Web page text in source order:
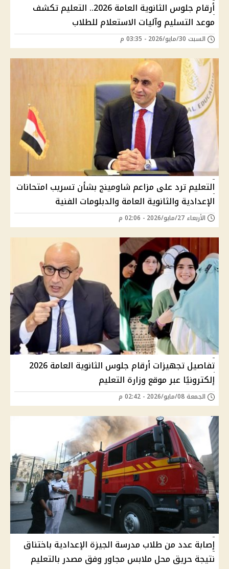
أرقام جلوس الثانوية العامة 2026.. التعليم تكشف
موعد التسليم وآليات الاستعلام للطلاب
السبت 30/مايو/2026 - 03:35 م
التعليم ترد على مزاعم شاومينج بشأن تسريب امتحانات
الإعدادية والثانوية العامة والدبلومات الفنية
الأربعاء 27/مايو/2026 - 02:06 م
تفاصيل تجهيزات أرقام جلوس الثانوية العامة 2026
إلكترونيًا عبر موقع وزارة التعليم
الجمعة 08/مايو/2026 - 02:42 م
إصابة عدد من طلاب مدرسة الجيزة الإعدادية باختناق
نتيجة حريق محل ملابس مجاور وفق مصدر بالتعليم